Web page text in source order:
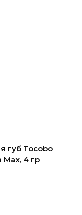
губ Tocobo
Max, 4 гр